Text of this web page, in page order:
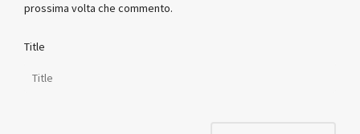
prossima volta che commento.
Title